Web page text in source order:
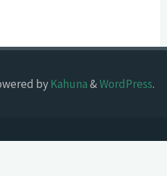
byKahuna&WordPress.